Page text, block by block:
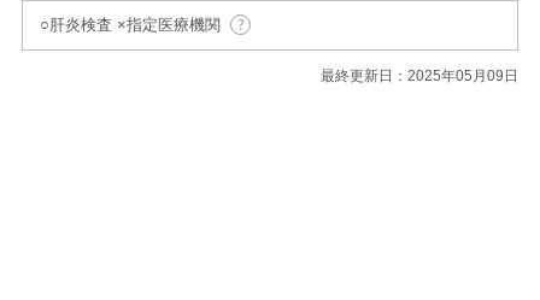
○肝炎検査 ×指定医療機関
最終更新日：2025年05月09日